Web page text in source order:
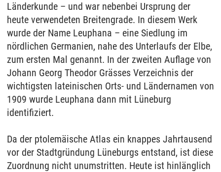
Länderkunde – und war nebenbei Ursprung der
heute verwendeten Breitengrade. In diesem Werk
wurde der Name Leuphana – eine Siedlung im
nördlichen Germanien, nahe des Unterlaufs der Elbe,
zum ersten Mal genannt. In der zweiten Auflage von
Johann Georg Theodor Grässes Verzeichnis der
wichtigsten lateinischen Orts- und Ländernamen von
1909 wurde Leuphana dann mit Lüneburg
identifiziert.
Da der ptolemäische Atlas ein knappes Jahrtausend
vor der Stadtgründung Lüneburgs entstand, ist diese
Zuordnung nicht unumstritten. Heute ist hinlänglich